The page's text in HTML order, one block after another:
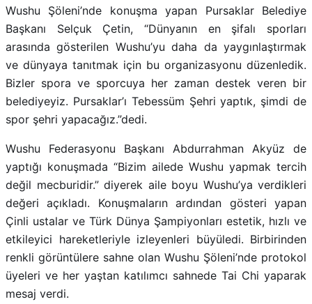
Wushu Şöleni’nde konuşma yapan Pursaklar Belediye
Başkanı Selçuk Çetin, “Dünyanın en şifalı sporları
arasında gösterilen Wushu’yu daha da yaygınlaştırmak
ve dünyaya tanıtmak için bu organizasyonu düzenledik.
Bizler spora ve sporcuya her zaman destek veren bir
belediyeyiz. Pursaklar’ı Tebessüm Şehri yaptık, şimdi de
spor şehri yapacağız.”dedi.
Wushu Federasyonu Başkanı Abdurrahman Akyüz de
yaptığı konuşmada “Bizim ailede Wushu yapmak tercih
değil mecburidir.” diyerek aile boyu Wushu’ya verdikleri
değeri açıkladı. Konuşmaların ardından gösteri yapan
Çinli ustalar ve Türk Dünya Şampiyonları estetik, hızlı ve
etkileyici hareketleriyle izleyenleri büyüledi. Birbirinden
renkli görüntülere sahne olan Wushu Şöleni’nde protokol
üyeleri ve her yaştan katılımcı sahnede Tai Chi yaparak
mesaj verdi.